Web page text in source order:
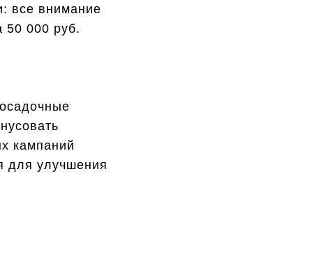
все внимание
50 000 руб.
кампаний
для улучшения